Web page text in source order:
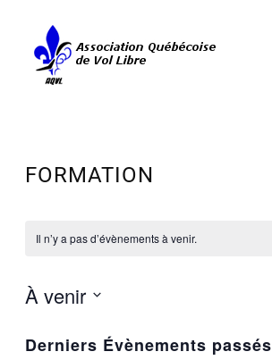
FORMATION
Il n’y a pas d’évènements à venir.
À venir
une
Derniers Évènements passés